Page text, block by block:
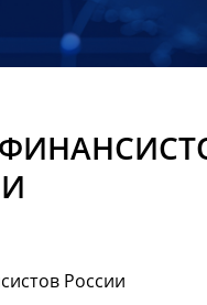
России